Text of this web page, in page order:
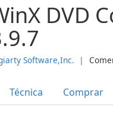
DVD
Software,Inc. ❘
Técnica Comprar